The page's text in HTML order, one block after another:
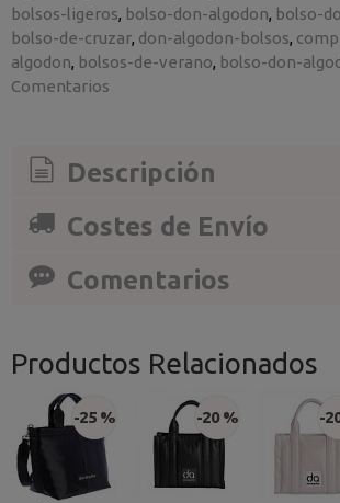
bolsos-ligeros bolso-don-algodon bolso-
bolso-de-cruzar don-algodon-bolsos
algodon bolsos-de-verano bolso-don-
Comentarios
Descripción
Costes de Envío
Comentarios
Productos Relacionados
-25 % -20 % -